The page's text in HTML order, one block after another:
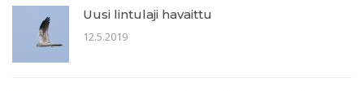
Uusi lintulaji havaittu
12.5.2019